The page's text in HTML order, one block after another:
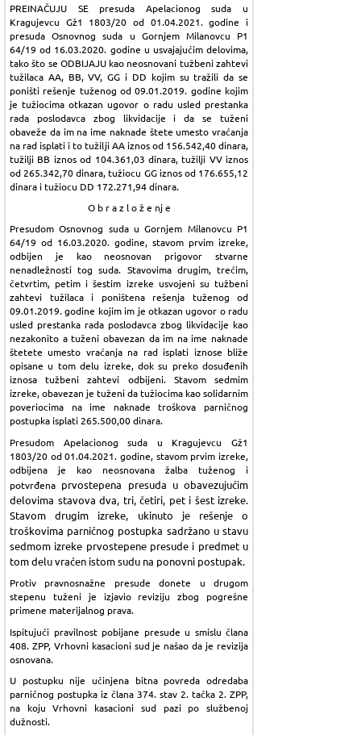
PREINAČUJU SE presuda Apelacionog suda u
Kragujevcu Gž1 1803/20 od 01.04.2021. godine i
presuda Osnovnog suda u Gornjem Milanovcu P1
64/19 od 16.03.2020. godine u usvajajućim delovima,
tako što se ODBIJAJU kao neosnovani tužbeni zahtevi
tužilaca AA, BB, VV, GG i DD kojim su tražili da se
poništi rešenje tuženog od 09.01.2019. godine kojim
je tužiocima otkazan ugovor o radu usled prestanka
rada poslodavca zbog likvidacije i da se tuženi
obaveže da im na ime naknade štete umesto vraćanja
na rad isplati i to tužilji AA iznos od 156.542,40 dinara,
tužilji BB iznos od 104.361,03 dinara, tužilji VV iznos
od 265.342,70 dinara, tužiocu GG iznos od 176.655,12
dinara i tužiocu DD 172.271,94 dinara.
O b r a z l o ž e nj e
Presudom Osnovnog suda u Gornjem Milanovcu P1
64/19 od 16.03.2020. godine, stavom prvim izreke,
odbijen je kao neosnovan prigovor stvarne
nenadležnosti tog suda. Stavovima drugim, trećim,
četvrtim, petim i šestim izreke usvojeni su tužbeni
zahtevi tužilaca i poništena rešenja tuženog od
09.01.2019. godine kojim im je otkazan ugovor o radu
usled prestanka rada poslodavca zbog likvidacije kao
nezakonito a tuženi obavezan da im na ime naknade
štetete umesto vraćanja na rad isplati iznose bliže
opisane u tom delu izreke, dok su preko dosuđenih
iznosa tužbeni zahtevi odbijeni. Stavom sedmim
izreke, obavezan je tuženi da tužiocima kao solidarnim
poveriocima na ime naknade troškova parničnog
postupka isplati 265.500,00 dinara.
Presudom Apelacionog suda u Kragujevcu Gž1
1803/20 od 01.04.2021. godine, stavom prvim izreke,
odbijena je kao neosnovana žalba tuženog i
potvrđena prvostepena presuda u obavezujućim
delovima stavova dva, tri, četiri, pet i šest izreke.
Stavom drugim izreke, ukinuto je rešenje o
troškovima parničnog postupka sadržano u stavu
sedmom izreke prvostepene presude i predmet u
tom delu vraćen istom sudu na ponovni postupak.
Protiv pravnosnažne presude donete u drugom
stepenu tuženi je izjavio reviziju zbog pogrešne
primene materijalnog prava.
Ispitujući pravilnost pobijane presude u smislu člana
408. ZPP, Vrhovni kasacioni sud je našao da je revizija
osnovana.
U postupku nije učinjena bitna povreda odredaba
parničnog postupka iz člana 374. stav 2. tačka 2. ZPP,
na koju Vrhovni kasacioni sud pazi po službenoj
dužnosti.